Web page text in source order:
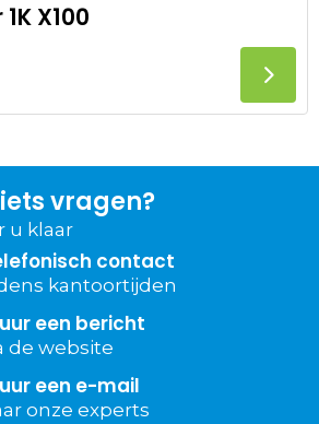
X100
vragen?
u klaar
contact
kantoortijden
een bericht
de website
een e-mail
onze experts